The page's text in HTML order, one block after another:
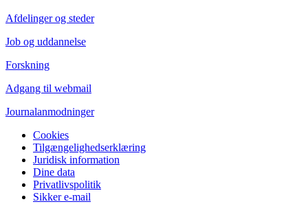
Afdelinger og steder
Job og uddannelse
Forskning
Adgang til webmail
Journalanmodninger
Cookies
Tilgængelighedserklæring
Juridisk information
Dine data
Privatlivspolitik
Sikker e-mail